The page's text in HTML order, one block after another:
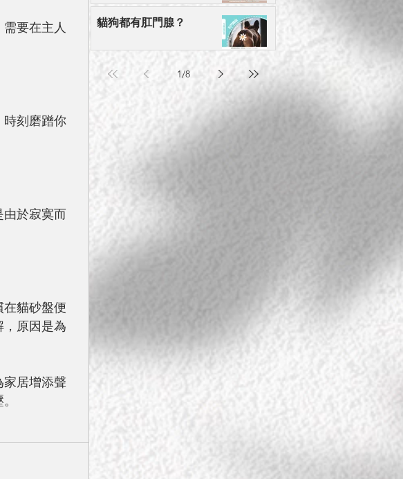
要在主人
時刻磨蹭你
於寂寞而
貓砂盤便
原因是為
居增添聲
貓狗都有肛門腺？
1/8